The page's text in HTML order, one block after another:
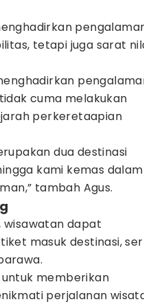
tetapi juga sarat
cuma melakukan
perkeretaapian
dua destinasi
kami kemas dalam
tambah Agus.
wisawatan dapat
masuk destinasi,
memberikan
perjalanan